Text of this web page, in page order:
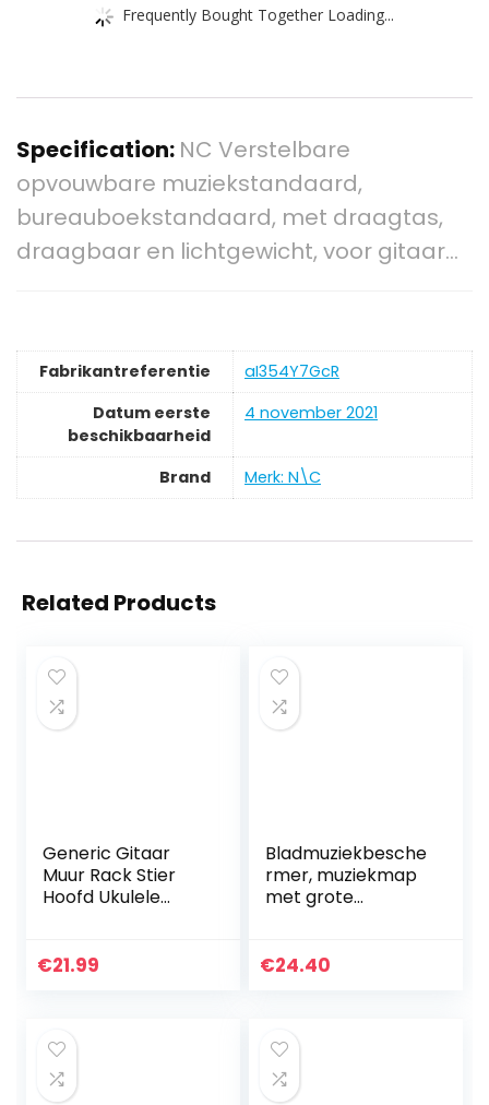
Frequently Bought Together Loading...
Specification: NC Verstelbare
opvouwbare muziekstandaard,
bureauboekstandaard, met draagtas,
draagbaar en lichtgewicht, voor gitaar…
Fabrikantreferentie
aI354Y7GcR
Datum eerste
beschikbaarheid
4 november 2021
Brand Merk: N\C
Related Products
Generic Gitaar
Muur Rack Stier
Hoofd Ukulele
Opslag Houder
€21.99
Bladmuziekbesche
rmer, muziekmap
met grote
bladmuziekmouwe
€24.40